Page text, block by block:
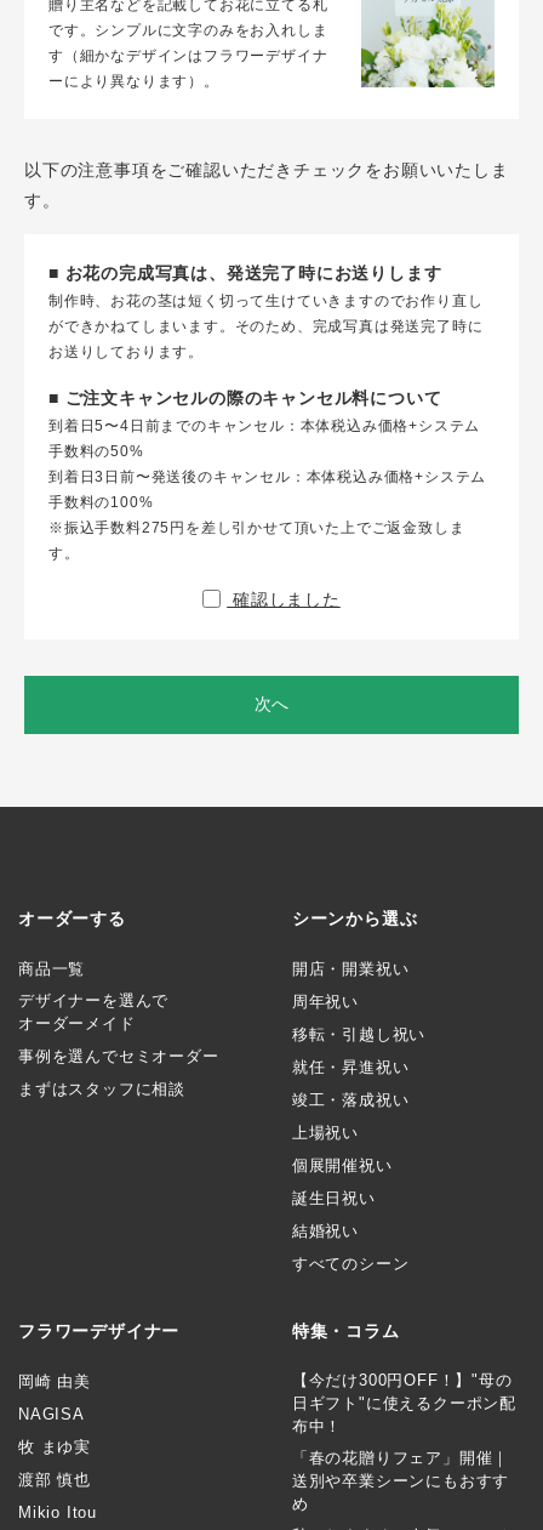
贈り主名などを記載してお花に立てる札
です。シンプルに文字のみをお入れしま
す（細かなデザインはフラワーデザイナ
ーにより異なります）。
以下の注意事項をご確認いただきチェックをお願いいたしま
す。
■ お花の完成写真は、発送完了時にお送りします
制作時、お花の茎は短く切って生けていきますのでお作り直し
ができかねてしまいます。そのため、完成写真は発送完了時に
お送りしております。
■ ご注文キャンセルの際のキャンセル料について
到着日5〜4日前までのキャンセル：本体税込み価格+システム
手数料の50%
到着日3日前〜発送後のキャンセル：本体税込み価格+システム
手数料の100%
※振込手数料275円を差し引かせて頂いた上でご返金致しま
す。
確認しました
次へ
オーダーする
商品一覧
デザイナーを選んで
オーダーメイド
事例を選んでセミオーダー
まずはスタッフに相談
シーンから選ぶ
開店・開業祝い
周年祝い
移転・引越し祝い
就任・昇進祝い
竣工・落成祝い
上場祝い
個展開催祝い
誕生日祝い
結婚祝い
すべてのシーン
フラワーデザイナー
岡崎 由美
NAGISA
牧 まゆ実
渡部 慎也
Mikio Itou
特集・コラム
【今だけ300円OFF！】"母の
日ギフト"に使えるクーポン配
布中！
「春の花贈りフェア」開催｜
送別や卒業シーンにもおすす
め